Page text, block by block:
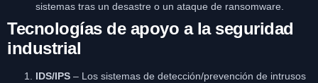
sistemas tras un desastre o un ataque de ransomware.
Tecnologías de apoyo a la seguridad
industrial
IDS/IPS – Los sistemas de detección/prevención de intrusos